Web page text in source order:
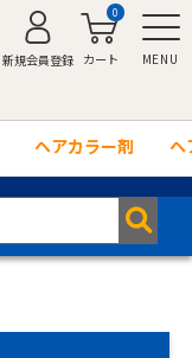
ヘアカラー剤 ヘ
MENU
新規会員登録 カート
0